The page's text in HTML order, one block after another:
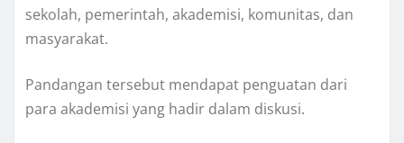
sekolah, pemerintah, akademisi, komunitas, dan
masyarakat.
Pandangan tersebut mendapat penguatan dari
para akademisi yang hadir dalam diskusi.